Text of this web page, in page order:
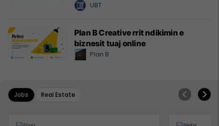
UBT
Plan B Creative rrit ndikimin e
biznesit tuaj online
Plan B
Jobs Real Estate